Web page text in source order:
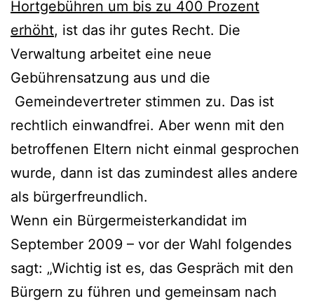
Hortgebühren um bis zu 400 Prozent
erhöht, ist das ihr gutes Recht. Die
Verwaltung arbeitet eine neue
Gebührensatzung aus und die
Gemeindevertreter stimmen zu. Das ist
rechtlich einwandfrei. Aber wenn mit den
betroffenen Eltern nicht einmal gesprochen
wurde, dann ist das zumindest alles andere
als bürgerfreundlich.
Wenn ein Bürgermeisterkandidat im
September 2009 – vor der Wahl folgendes
sagt: „Wichtig ist es, das Gespräch mit den
Bürgern zu führen und gemeinsam nach